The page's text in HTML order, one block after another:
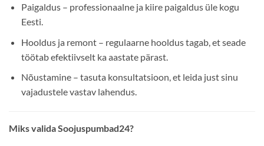
Paigaldus – professionaalne ja kiire paigaldus üle kogu
Eesti.
Hooldus ja remont – regulaarne hooldus tagab, et seade
töötab efektiivselt ka aastate pärast.
Nõustamine – tasuta konsultatsioon, et leida just sinu
vajadustele vastav lahendus.
Miks valida Soojuspumbad24?